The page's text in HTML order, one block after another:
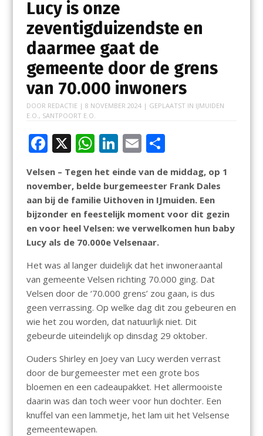
Lucy is onze
zeventigduizendste en
daarmee gaat de
gemeente door de grens
van 70.000 inwoners
DOOR REDACTIE | 8 NOVEMBER 2024| GEPLAATST IN IJMUIDEN
E.O. , SANTPOORT E.O.
F
e
b
o
o
X W
h
at
s
A
p
p
Li
n
k
e
dI
n
E
ai
l
D
el
e
n
Velsen – Tegen het einde van de middag, op 1
november, belde burgemeester Frank Dales
aan bij de familie Uithoven in IJmuiden. Een
bijzonder en feestelijk moment voor dit gezin
en voor heel Velsen: we verwelkomen hun baby
Lucy als de 70.000e Velsenaar.
Het was al langer duidelijk dat het inwoneraantal
van gemeente Velsen richting 70.000 ging. Dat
Velsen door de ‘70.000 grens’ zou gaan, is dus
geen verrassing. Op welke dag dit zou gebeuren en
wie het zou worden, dat natuurlijk niet. Dit
gebeurde uiteindelijk op dinsdag 29 oktober.
Ouders Shirley en Joey van Lucy werden verrast
door de burgemeester met een grote bos
bloemen en een cadeaupakket. Het allermooiste
daarin was dan toch weer voor hun dochter. Een
knuffel van een lammetje, het lam uit het Velsense
gemeentewapen.